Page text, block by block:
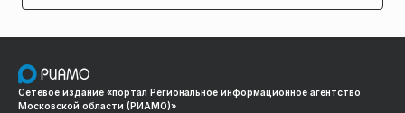
Сетевое издание «портал Региональное информационное агентство
Московской области (РИАМО)»